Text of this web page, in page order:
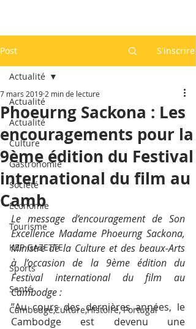
Post S'inscrire
Actualité
Actualité
Culture
Gastronomie
Société
Economie
Tourisme
KEP GAZETTE
Sports
Santé
Cambodge,Culture,Histoire, Portugal
Actualité
Phoeurng Sackona : Les
encouragements pour la
9ème édition du Festival
international du film au
Camb
7 mars 2019 2 min de lecture
Le message d’encouragement de Son
Excellence Madame Phoeurng Sackona,
Ministre de la Culture et des beaux-Arts
à l’occasion de la 9ème édition du
Festival international du film au
Cambodge :
”Au cours des dernières années, le
Cambodge est devenu une